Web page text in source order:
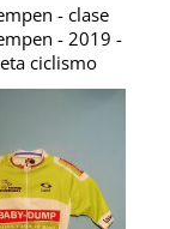
- clase
- 2019 -
ciclismo